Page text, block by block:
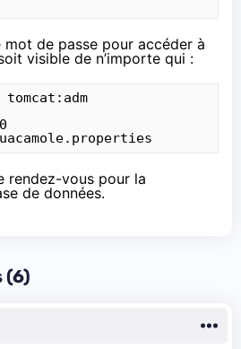
de passe pour accéder à
visible de n’importe qui :
tomcat:adm
rendez-vous pour la
de données.
(6)